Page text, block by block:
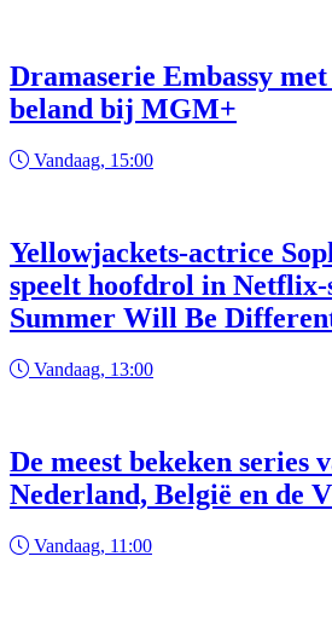
Dramaserie Embassy
beland bij MGM+
Vandaag, 15:00
Yellowjackets-actrice
speelt hoofdrol in
Summer Will Be
Vandaag, 13:00
De meest bekeken series
Nederland, België en de
Vandaag, 11:00